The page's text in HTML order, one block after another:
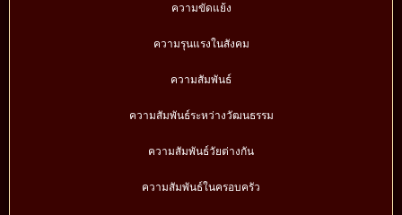
ความขัดแย้ง
ความรุนแรงในสังคม
ความสัมพันธ์
ความสัมพันธ์ระหว่างวัฒนธรรม
ความสัมพันธ์วัยต่างกัน
ความสัมพันธ์ในครอบครัว